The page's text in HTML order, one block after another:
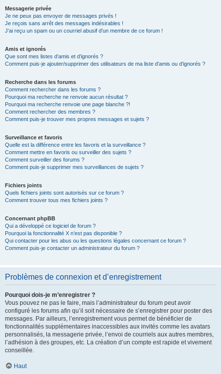
Messagerie privée
Je ne peux pas envoyer de messages privés !
Je reçois sans arrêt des messages indésirables !
J’ai reçu un spam ou un courriel abusif d’un membre de ce forum !
Amis et ignorés
Que sont mes listes d’amis et d’ignorés ?
Comment puis-je ajouter/supprimer des utilisateurs de ma liste d’amis ou d’ignorés ?
Recherche dans les forums
Comment rechercher dans les forums ?
Pourquoi ma recherche ne renvoie aucun résultat ?
Pourquoi ma recherche renvoie une page blanche ?!
Comment rechercher des membres ?
Comment puis-je trouver mes propres messages et sujets ?
Surveillance et favoris
Quelle est la différence entre les favoris et la surveillance ?
Comment mettre en favoris ou surveiller des sujets ?
Comment surveiller des forums ?
Comment puis-je supprimer mes surveillances de sujets ?
Fichiers joints
Quels fichiers joints sont autorisés sur ce forum ?
Comment trouver tous mes fichiers joints ?
Concernant phpBB
Qui a développé ce logiciel de forum ?
Pourquoi la fonctionnalité X n’est pas disponible ?
Qui contacter pour les abus ou les questions légales concernant ce forum ?
Comment puis-je contacter un administrateur du forum ?
Problèmes de connexion et d’enregistrement
Pourquoi dois-je m’enregistrer ?
Vous pouvez ne pas le faire, mais l’administrateur du forum peut avoir
configuré les forums afin qu’il soit nécessaire de s’enregistrer pour poster des
messages. Par ailleurs, l’enregistrement vous permet de bénéficier de
fonctionnalités supplémentaires inaccessibles aux invités comme les avatars
personnalisés, la messagerie privée, l’envoi de courriels aux autres membres,
l’adhésion à des groupes, etc. La création d’un compte est rapide et vivement
conseillée.
Haut